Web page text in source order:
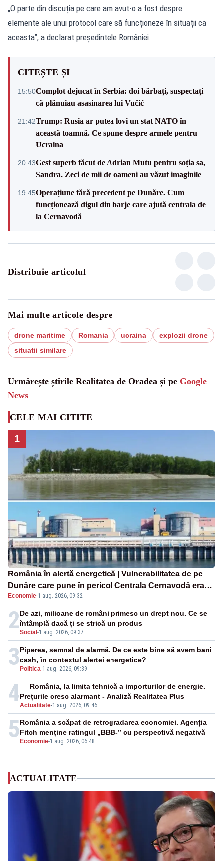
„O parte din discuția pe care am avut-o a fost despre
elemente ale unui protocol care să funcționeze în situații ca
aceasta”, a declarat președintele României.
CITEȘTE ȘI
15:50Complot dejucat în Serbia: doi bărbați, suspectați
că plănuiau asasinarea lui Vučić
21:42Trump: Rusia ar putea lovi un stat NATO în
această toamnă. Ce spune despre armele pentru
Ucraina
20:43Gest superb făcut de Adrian Mutu pentru soția sa,
Sandra. Zeci de mii de oameni au văzut imaginile
19:45Operațiune fără precedent pe Dunăre. Cum
funcționează digul din barje care ajută centrala de
la Cernavodă
Distribuie articolul
Mai multe articole despre
drone maritime Romania ucraina
explozii drone
situatii similare
Urmărește știrile Realitatea de Oradea și pe Google
News
CELE MAI CITITE
1
România în alertă energetică | Vulnerabilitatea de pe
Dunăre care pune în pericol Centrala Cernavodă era
cunoscută de pe vremea lui Ceaușescu
Economie·1 aug. 2026, 09:32
2Social -1 aug. 2026, 09:37
De azi, milioane de români primesc un drept nou. Ce se
întâmplă dacă ți se strică un produs
3 Politica-1 aug. 2026, 09:39
Piperea, semnal de alarmă. De ce este bine să avem bani
cash, în contextul alertei energetice?
4Actualitate-1 aug. 2026, 09:46
România, la limita tehnică a importurilor de energie.
Prețurile cresc alarmant - Analiză Realitatea Plus
5 Economie-1 aug. 2026, 06:48
România a scăpat de retrogradarea economiei. Agenția
Fitch menține ratingul „BBB-” cu perspectivă negativă
ACTUALITATE